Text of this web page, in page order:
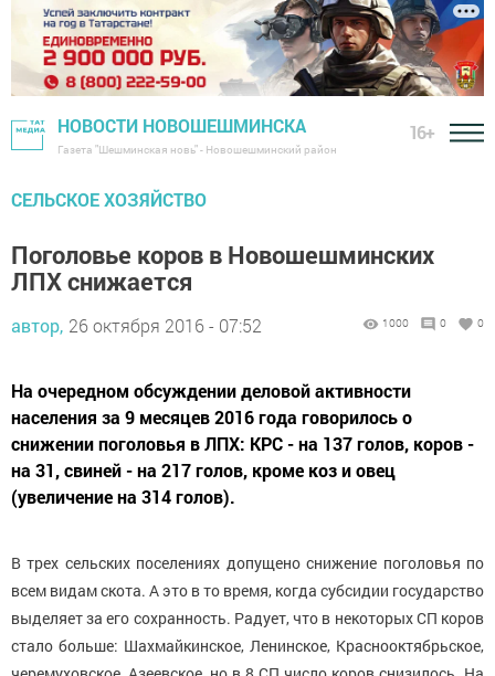
НОВОСТИ НОВОШЕШМИНСКА
Газета "Шешминская новь" - Новошешминский район
16+
СЕЛЬСКОЕ ХОЗЯЙСТВО
Поголовье коров в Новошешминских
ЛПХ снижается
автор, 26 октября 2016 - 07:52 1000 0 0
На очередном обсуждении деловой активности
населения за 9 месяцев 2016 года говорилось о
снижении поголовья в ЛПХ: КРС - на 137 голов, коров -
на 31, свиней - на 217 голов, кроме коз и овец
(увеличение на 314 голов).
В трех сельских поселениях допущено снижение поголовья по
всем видам скота. А это в то время, когда субсидии государство
выделяет за его сохранность. Радует, что в некоторых СП коров
стало больше: Шахмайкинское, Ленинское, Краснооктябрьское,